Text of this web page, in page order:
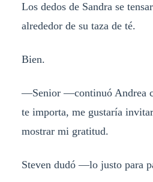
Los dedos de Sandra se
alrededor de su taza de té.
Bien.
—Senior —continuó Andrea
te importa, me gustaría
mostrar mi gratitud.
Steven dudó —lo justo para